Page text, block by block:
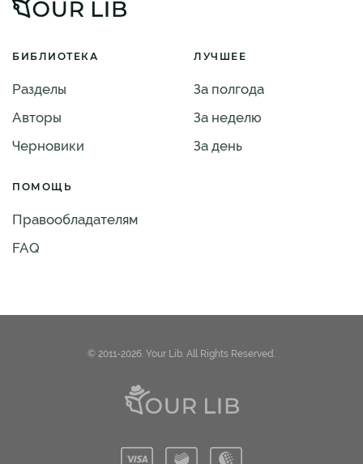
БИБЛИОТЕКА
Разделы
Авторы
Черновики
ЛУЧШЕЕ
За полгода
За неделю
За день
ПОМОЩЬ
Правообладателям
FAQ
© 2011-2026. Your Lib. All Rights Reserved.